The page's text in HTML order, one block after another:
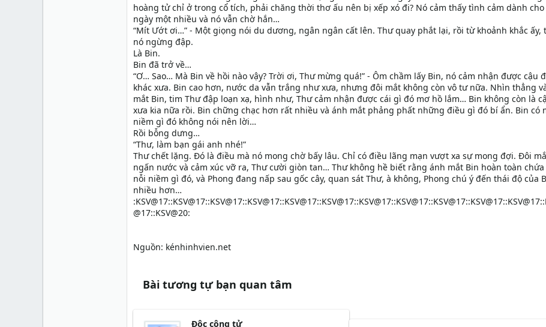
hoàng tử chỉ ở trong cổ tích, phải chăng thời thơ ấu nên bị xếp xó đi? Nó cảm thấy tình cảm dành cho
ngày một nhiều và nó vẫn chờ hắn…
“Mít Ướt ơi…” - Một giọng nói du dương, ngân ngân cất lên. Thư quay phắt lại, rồi từ khoảnh khắc ấy,
nó ngừng đập.
Là Bin.
Bin đã trở về…
“Ơ… Sao… Mà Bin về hồi nào vậy? Trời ơi, Thư mừng quá!” - Ôm chầm lấy Bin, nó cảm nhận được cậu
khác xưa. Bin cao hơn, nước da vẫn trắng như xưa, nhưng đôi mắt không còn vô tư nữa. Nhìn thẳng
mắt Bin, tim Thư đập loạn xạ, hình như, Thư cảm nhận được cái gì đó mơ hồ lắm… Bin không còn là
xưa kia nữa rồi. Bin chững chạc hơn rất nhiều và ánh mắt phảng phất những điều gì đó bí ẩn. Bin có
niềm gì đó không nói nên lời…
Rồi bỗng dưng…
“Thư, làm bạn gái anh nhé!”
Thư chết lặng. Đó là điều mà nó mong chờ bấy lâu. Chỉ có điều lãng mạn vượt xa sự mong đợi. Đôi
ngấn nước và cảm xúc vỡ ra, Thư cười giòn tan… Thư không hề biết rằng ánh mắt Bin hoàn toàn
nỗi niềm gì đó, và Phong đang nấp sau gốc cây, quan sát Thư, à không, Phong chú ý đến thái độ của
nhiều hơn…
@17::KSV@20:
Nguồn: kénhinhvien.net
Bài tương tự bạn quan tâm
Độc công tử